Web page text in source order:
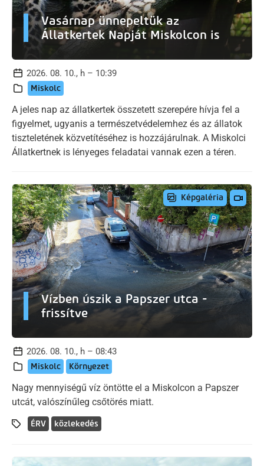
Vasárnap ünnepeltük az
Állatkertek Napját Miskolcon is
2026. 08. 10., h – 10:39
Miskolc
A jeles nap az állatkertek összetett szerepére hívja fel a
figyelmet, ugyanis a természetvédelemhez és az állatok
tiszteletének közvetítéséhez is hozzájárulnak. A Miskolci
Állatkertnek is lényeges feladatai vannak ezen a téren.
Képgaléria
Vízben úszik a Papszer utca -
frissítve
2026. 08. 10., h – 08:43
Miskolc Környezet
Nagy mennyiségű víz öntötte el a Miskolcon a Papszer
utcát, valószínűleg csőtörés miatt.
ÉRV közlekedés